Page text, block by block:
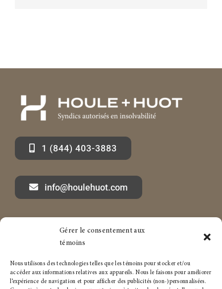
Gérer le consentement aux
témoins
Nous utilisons des technologies telles que les témoins pour stocker et/ou
accéder aux informations relatives aux appareils. Nous le faisons pour améliorer
l’expérience de navigation et pour afficher des publicités (non-)personnalisées.
1 (844) 403-3883
info@houlehuot.com
Marc-André Houle à propos
Carrière
Services aux particuliers
Politique de témoins